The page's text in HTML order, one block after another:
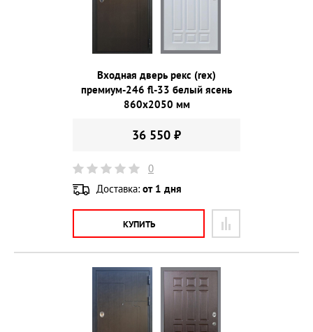
Входная дверь рекс (rex)
премиум-246 fl-33 белый ясень
860х2050 мм
36 550 ₽
0
Доставка: от 1 дня
КУПИТЬ